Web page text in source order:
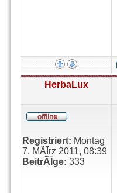
HerbaLux
Registriert: Montag
7. MÃĪrz 2011, 08:39
BeitrÃĪge: 333